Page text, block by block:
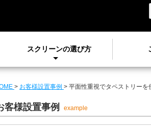
スクリーンの選び方
> お客様設置事例 > 平面性重視でタペストリーを
客様設置事例 example